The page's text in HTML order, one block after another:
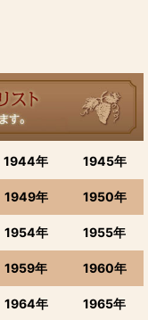
1944年 1945年
1949年 1950年
1954年 1955年
1959年 1960年
1964年 1965年